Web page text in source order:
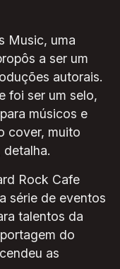
Music, uma
a ser um
autorais.
foi ser um selo,
músicos e
cover, muito
detalha.
Rock Cafe
série de eventos
talentos da
do
as